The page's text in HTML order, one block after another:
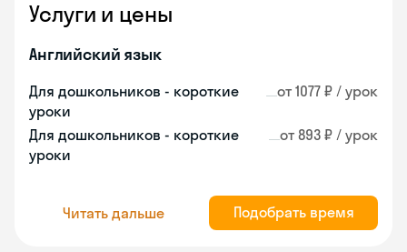
Услуги и цены
Английский язык
Для дошкольников - короткие
уроки
от 1077 ₽ / урок
Для дошкольников - короткие
уроки
от 893 ₽ / урок
Читать дальше Подобрать время